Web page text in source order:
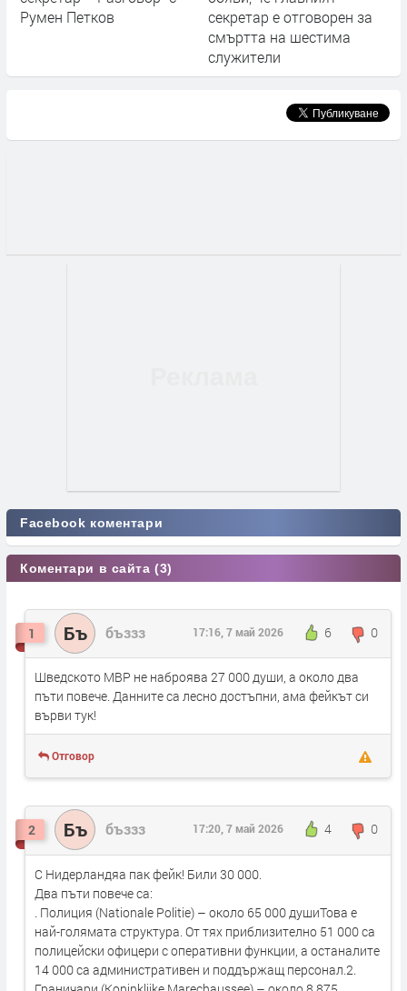
Румен Петков
секретар е отговорен за
смъртта на шестима
служители
Facebook коментари
Коментари в сайта (3)
1 Бъ бъззз 6 0
17:16, 7 май 2026
Шведското МВР не наброява 27 000 души, а около два
пъти повече. Данните са лесно достъпни, ама фейкът си
върви тук!
Отговор
2 Бъ бъззз 4 0
17:20, 7 май 2026
С Нидерландяа пак фейк! Били 30 000.
Два пъти повече са:
. Полиция (Nationale Politie) – около 65 000 душиТова е
най-голямата структура. От тях приблизително 51 000 са
полицейски офицери с оперативни функции, а останалите
14 000 са административен и поддържащ персонал.2.